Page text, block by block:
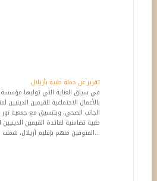
تقرير عن حملة طبية بأزيلال
بالأعمال الاجتماعية للقيمين
الجانب الصحي، وبتنسيق مع جمعية
طبية تضامنية لفائدة القيمين
المتوفين منهم بإقليم أزيلال، شملت طب العيون، وتوزيع أغط...